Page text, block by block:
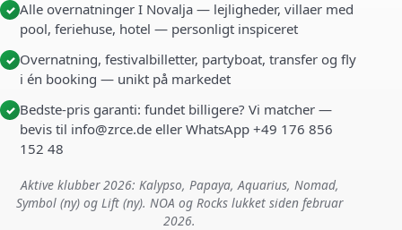
✓ Alle overnatninger I Novalja — lejligheder, villaer med
pool, feriehuse, hotel — personligt inspiceret
✓ Overnatning, festivalbilletter, partyboat, transfer og fly
i én booking — unikt på markedet
✓ Bedste-pris garanti: fundet billigere? Vi matcher —
bevis til info@zrce.de eller WhatsApp +49 176 856
152 48
Aktive klubber 2026: Kalypso, Papaya, Aquarius, Nomad,
Symbol (ny) og Lift (ny). NOA og Rocks lukket siden februar
2026.